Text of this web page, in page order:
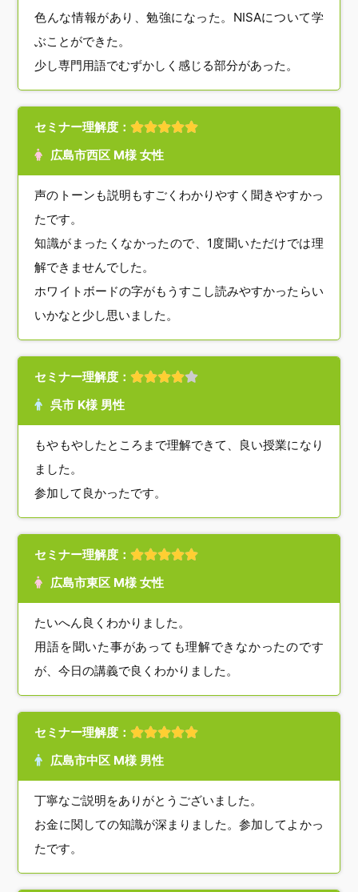
色んな情報があり、勉強になった。NISAについて学
ぶことができた。
少し専門用語でむずかしく感じる部分があった。
セミナー理解度：
広島市西区 M様 女性
声のトーンも説明もすごくわかりやすく聞きやすかっ
たです。
知識がまったくなかったので、1度聞いただけでは理
解できませんでした。
ホワイトボードの字がもうすこし読みやすかったらい
いかなと少し思いました。
セミナー理解度：
呉市 K様 男性
もやもやしたところまで理解できて、良い授業になり
ました。
参加して良かったです。
セミナー理解度：
広島市東区 M様 女性
たいへん良くわかりました。
用語を聞いた事があっても理解できなかったのです
が、今日の講義で良くわかりました。
セミナー理解度：
広島市中区 M様 男性
丁寧なご説明をありがとうございました。
お金に関しての知識が深まりました。参加してよかっ
たです。